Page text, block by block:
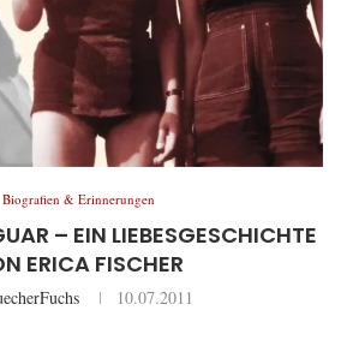
Biografien & Erinnerungen
– EIN LIEBESGESCHICHTE
ERICA FISCHER
10.07.2011